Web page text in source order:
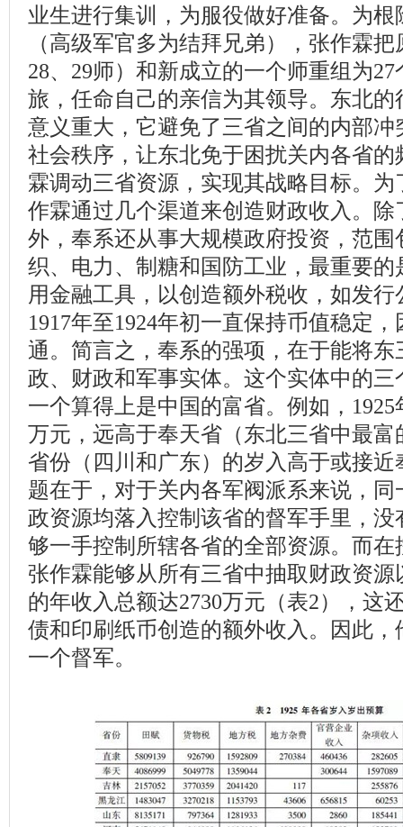
业生进行集训，为服役做好准备。为
（高级军官多为结拜兄弟），张作霖
28、29师）和新成立的一个师重组为
旅，任命自己的亲信为其领导。东北
意义重大，它避免了三省之间的内部
社会秩序，让东北免于困扰关内各省
霖调动三省资源，实现其战略目标。
作霖通过几个渠道来创造财政收入。
外，奉系还从事大规模政府投资，范
织、电力、制糖和国防工业，最重要
用金融工具，以创造额外税收，如发行
1917年至1924年初一直保持币值稳定
通。简言之，奉系的强项，在于能将
政、财政和军事实体。这个实体中的
一个算得上是中国的富省。例如，
万元，远高于奉天省（东北三省中最
省份（四川和广东）的岁入高于或接
题在于，对于关内各军阀派系来说，
政资源均落入控制该省的督军手里，
够一手控制所辖各省的全部资源。而
张作霖能够从所有三省中抽取财政资
的年收入总额达2730万元（表2），这
债和印刷纸币创造的额外收入。因此
一个督军。